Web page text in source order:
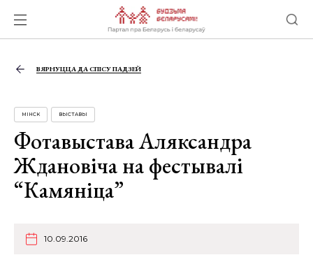
ВЯРНУЦЦА ДА СПІСУ ПАДЗЕЙ
МІНСК ВЫСТАВЫ
Фотавыстава Аляксандра
Ждановіча на фестывалі
“Камяніца”
10.09.2016